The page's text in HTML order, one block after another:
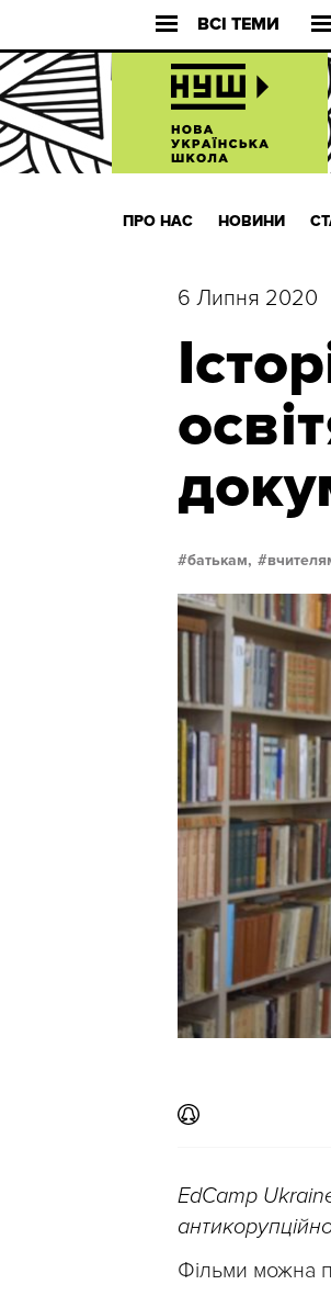
ВСІ ТЕМИ
ПРО НАС НОВИНИ
6 Липня 2020
батькам,
EdCamp
Фільми можна